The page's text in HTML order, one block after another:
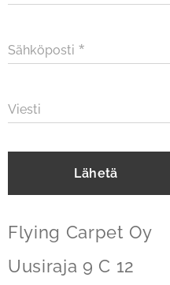
Sähköposti
Viesti
Lähetä
Flying Carpet Oy
Uusiraja 9 C 12